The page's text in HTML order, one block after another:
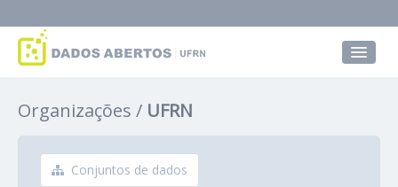
Grupos
Sobre
Organizações UFRN
Conjuntos de dados